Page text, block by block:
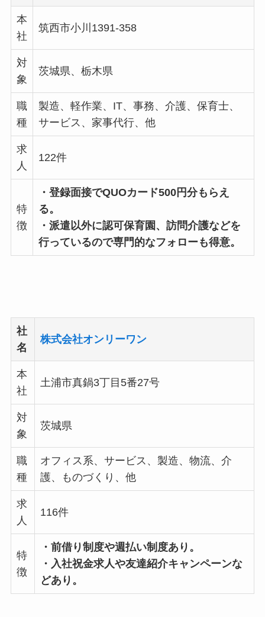
本
社
筑西市小川1391-358
対
象
茨城県、栃木県
職
種
製造、軽作業、IT、事務、介護、保育士、
サービス、家事代行、他
求
人
122件
特
徴
・登録面接でQUOカード500円分もらえ
る。
・派遣以外に認可保育園、訪問介護などを
行っているので専門的なフォローも得意。
社
名
株式会社オンリーワン
本
社
土浦市真鍋3丁目5番27号
対
象
茨城県
職
種
オフィス系、サービス、製造、物流、介
護、ものづくり、他
求
人
116件
特
徴
・前借り制度や週払い制度あり。
・入社祝金求人や友達紹介キャンペーンな
どあり。